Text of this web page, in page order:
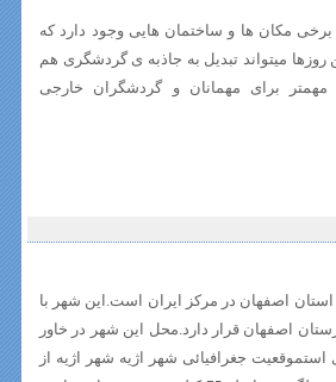
برخی مکان ها و ساختمان هایی وجود دارد که
میتواند تبدیل به جاذبه ی گردشگری هم
برای مهمانان و گردشگران خارجی
استان اصفهان در مرکز ایران است.این شهر با
شهرستان اصفهان قرار دارد.محل این شهر در خاور
جغرافیائی شهر اژیه شهر اژیه از